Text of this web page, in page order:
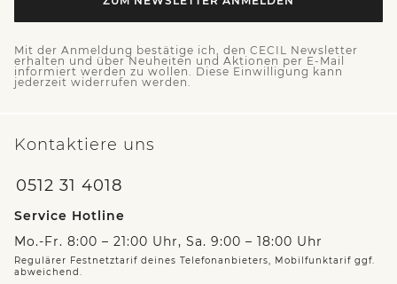
Mit der Anmeldung bestätige ich, den CECIL Newsletter
erhalten und über Neuheiten und Aktionen per E-Mail
informiert werden zu wollen. Diese Einwilligung kann
jederzeit widerrufen werden.
Kontaktiere uns
0512 31 4018
Service Hotline
Mo.-Fr. 8:00 – 21:00 Uhr, Sa. 9:00 – 18:00 Uhr
Regulärer Festnetztarif deines Telefonanbieters, Mobilfunktarif ggf.
abweichend.